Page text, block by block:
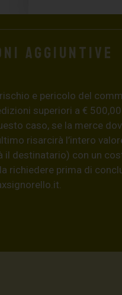
aggiuntive
e pericolo del
superiori a €
caso, se la merce
risarcirà l’intero
il destinatario) con un
richiedere prima di